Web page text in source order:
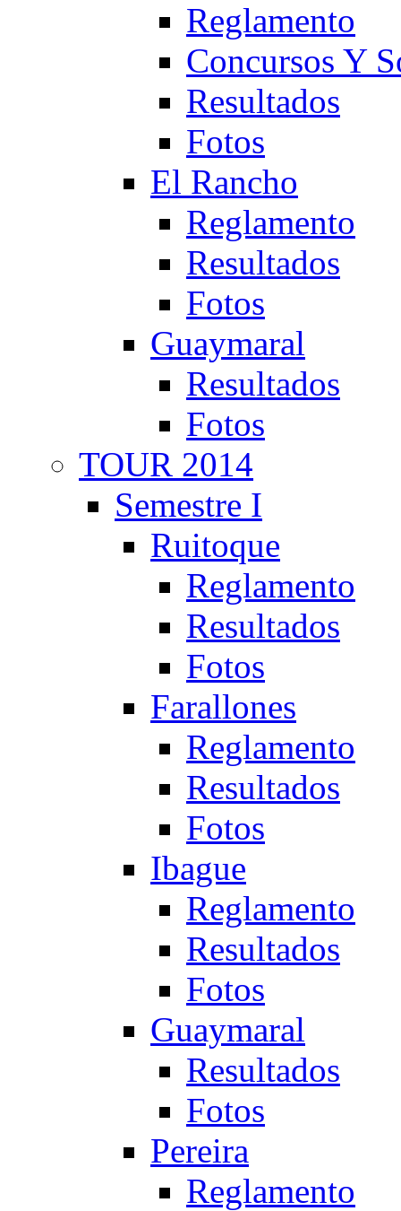
Reglamento
Concursos Y
Resultados
Fotos
El Rancho
Reglamento
Resultados
Fotos
Guaymaral
Resultados
Fotos
TOUR 2014
Semestre I
Ruitoque
Reglamento
Resultados
Fotos
Farallones
Reglamento
Resultados
Fotos
Ibague
Reglamento
Resultados
Fotos
Guaymaral
Resultados
Fotos
Pereira
Reglamento